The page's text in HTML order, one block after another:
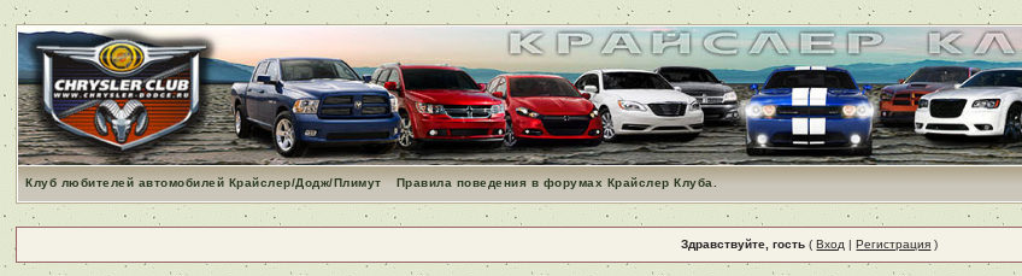
Клуб любителей автомобилей Крайслер/Додж/Плимут Правила поведения в форумах Крайслер Клуба.
Здравствуйте, гость (Вход |Регистрация )